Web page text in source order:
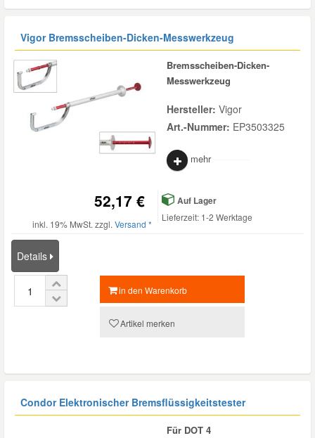
Vigor Bremsscheiben-Dicken-Messwerkzeug
Bremsscheiben-Dicken-
Messwerkzeug
Hersteller: Vigor
Art.-Nummer: EP3503325
mehr
52,17 €
inkl. 19% MwSt. zzgl. Versand *
Auf Lager
Lieferzeit: 1-2 Werktage
Details
in den Warenkorb
Artikel merken
Condor Elektronischer Bremsflüssigkeitstester
Für DOT 4